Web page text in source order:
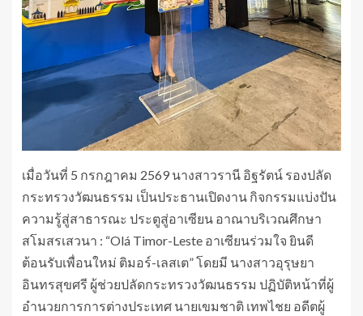
เมื่อวันที่ 5 กรกฎาคม 2569 นางสาวรานี อิฐรัตน์ รองปลัด
กระทรวงวัฒนธรรม เป็นประธานเปิดงาน กิจกรรมแบ่งปัน
ความรู้สู่สาธารณะ ประตูสู่อาเซียน อาณาบริเวณศึกษา
สโมสรเสวนา : “Olá Timor-Leste อาเซียนร่วมใจ ยินดี
ต้อนรับเพื่อนใหม่ ติมอร์-เลสเต” โดยมี นางสาวอุรุษยา
อินทรสุขศรี ผู้ช่วยปลัดกระทรวงวัฒนธรรม ปฏิบัติหน้าที่ผู้
อำนวยการการต่างประเทศ นายเขมชาติ เทพไชย อดีตผู้